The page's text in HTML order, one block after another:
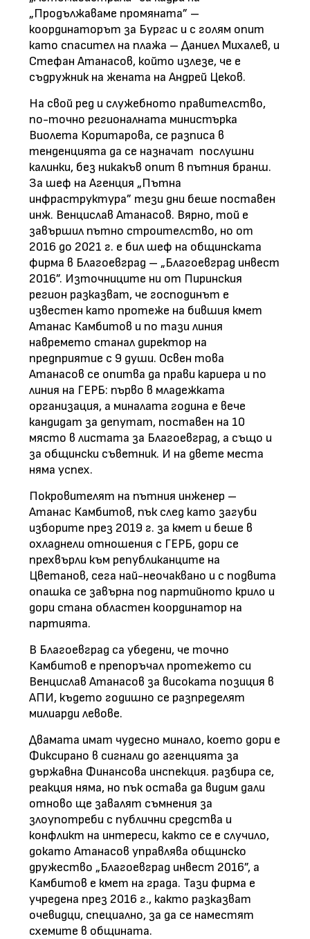
„Продължаваме промяната” –
координаторът за Бургас и с голям опит
като спасител на плажа – Даниел Михалев, и
Стефан Атанасов, който излезе, че е
съдружник на жената на Андрей Цеков.
На свой ред и служебното правителство,
по-точно регионалната министърка
Виолета Коритарова, се разписа в
тенденцията да се назначат послушни
калинки, без никакъв опит в пътния бранш.
За шеф на Агенция „Пътна
инфраструктура” тези дни беше поставен
инж. Венцислав Атанасов. Вярно, той е
завършил пътно строителство, но от
2016 до 2021 г. е бил шеф на общинската
фирма в Благоевград – „Благоевград инвест
2016”. Източниците ни от Пиринския
регион разказват, че господинът е
известен като протеже на бившия кмет
Атанас Камбитов и по тази линия
навремето станал директор на
предприятие с 9 души. Освен това
Атанасов се опитва да прави кариера и по
линия на ГЕРБ: първо в младежката
организация, а миналата година е вече
кандидат за депутат, поставен на 10
място в листата за Благоевград, а също и
за общински съветник. И на двете места
няма успех.
Покровителят на пътния инженер –
Атанас Камбитов, пък след като загуби
изборите през 2019 г. за кмет и беше в
охладнели отношения с ГЕРБ, дори се
прехвърли към републиканците на
Цветанов, сега най-неочаквано и с подвита
опашка се завърна под партийното крило и
дори стана областен координатор на
партията.
В Благоевград са убедени, че точно
Камбитов е препоръчал протежето си
Венцислав Атанасов за високата позиция в
АПИ, където годишно се разпределят
милиарди левове.
Двамата имат чудесно минало, което дори е
Фиксирано в сигнали до агенцията за
държавна Финансова инспекция. разбира се,
реакция няма, но пък остава да видим дали
отново ще завалят съмнения за
злоупотреби с публични средства и
конфликт на интереси, както се е случило,
докато Атанасов управлява общинско
дружество „Благоевград инвест 2016”, а
Камбитов е кмет на града. Тази фирма е
учредена през 2016 г., както разказват
очевидци, специално, за да се наместят
схемите в общината.